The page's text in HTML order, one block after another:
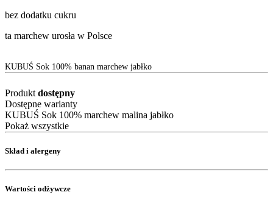
bez dodatku cukru
ta marchew urosła w Polsce
KUBUŚ Sok 100% banan marchew jabłko
Produkt dostępny
Dostępne warianty
KUBUŚ Sok 100% marchew malina jabłko
Pokaż wszystkie
Skład i alergeny
Wartości odżywcze